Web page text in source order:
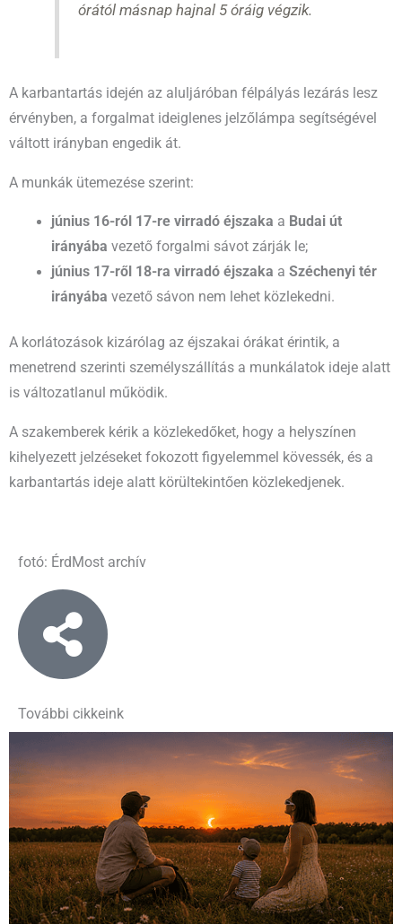
órától másnap hajnal 5 óráig végzik.
A karbantartás idején az aluljáróban félpályás lezárás lesz
érvényben, a forgalmat ideiglenes jelzőlámpa segítségével
váltott irányban engedik át.
A munkák ütemezése szerint:
június 16-ról 17-re virradó éjszaka a Budai út
irányába vezető forgalmi sávot zárják le;
június 17-ről 18-ra virradó éjszaka a Széchenyi tér
irányába vezető sávon nem lehet közlekedni.
A korlátozások kizárólag az éjszakai órákat érintik, a
menetrend szerinti személyszállítás a munkálatok ideje alatt
is változatlanul működik.
A szakemberek kérik a közlekedőket, hogy a helyszínen
kihelyezett jelzéseket fokozott figyelemmel kövessék, és a
karbantartás ideje alatt körültekintően közlekedjenek.
fotó: ÉrdMost archív
További cikkeink